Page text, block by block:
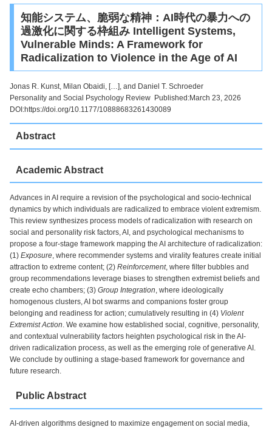
知能システム、脆弱な精神：AI時代の暴力への
過激化に関する枠組み Intelligent Systems,
Vulnerable Minds: A Framework for
Radicalization to Violence in the Age of AI
Jonas R. Kunst, Milan Obaidi, […], and Daniel T. Schroeder
Personality and Social Psychology Review Published:March 23, 2026
DOI:https://doi.org/10.1177/10888683261430089
Abstract
Academic Abstract
Advances in AI require a revision of the psychological and socio-technical
dynamics by which individuals are radicalized to embrace violent extremism.
This review synthesizes process models of radicalization with research on
social and personality risk factors, AI, and psychological mechanisms to
propose a four-stage framework mapping the AI architecture of radicalization:
(1) Exposure , where recommender systems and virality features create initial
attraction to extreme content; (2) Reinforcement, where filter bubbles and
group recommendations leverage biases to strengthen extremist beliefs and
create echo chambers; (3) Group Integration , where ideologically
homogenous clusters, AI bot swarms and companions foster group
belonging and readiness for action; cumulatively resulting in (4) Violent
Extremist Action . We examine how established social, cognitive, personality,
and contextual vulnerability factors heighten psychological risk in the AI-
driven radicalization process, as well as the emerging role of generative AI.
We conclude by outlining a stage-based framework for governance and
future research.
Public Abstract
AI-driven algorithms designed to maximize engagement on social media,